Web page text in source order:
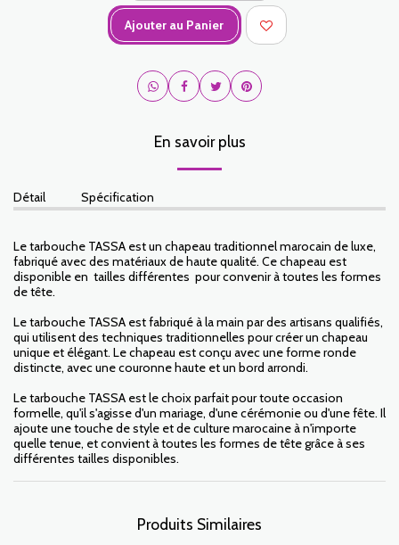
Ajouter au Panier
En savoir plus
Détail Spécification
Le tarbouche TASSA est un chapeau traditionnel marocain de luxe,
fabriqué avec des matériaux de haute qualité. Ce chapeau est
disponible en tailles différentes pour convenir à toutes les formes
de tête.
Le tarbouche TASSA est fabriqué à la main par des artisans qualifiés,
qui utilisent des techniques traditionnelles pour créer un chapeau
unique et élégant. Le chapeau est conçu avec une forme ronde
distincte, avec une couronne haute et un bord arrondi.
Le tarbouche TASSA est le choix parfait pour toute occasion
formelle, qu'il s'agisse d'un mariage, d'une cérémonie ou d'une fête. Il
ajoute une touche de style et de culture marocaine à n'importe
quelle tenue, et convient à toutes les formes de tête grâce à ses
différentes tailles disponibles.
Produits Similaires